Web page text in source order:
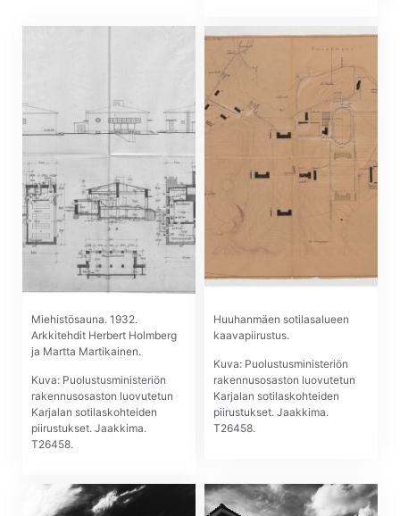
Miehistösauna. 1932.
Arkkitehdit Herbert Holmberg
ja Martta Martikainen.
Kuva: Puolustusministeriön
rakennusosaston luovutetun
Karjalan sotilaskohteiden
piirustukset. Jaakkima.
T26458.
Huuhanmäen sotilasalueen
kaavapiirustus.
Kuva: Puolustusministeriön
rakennusosaston luovutetun
Karjalan sotilaskohteiden
piirustukset. Jaakkima.
T26458.